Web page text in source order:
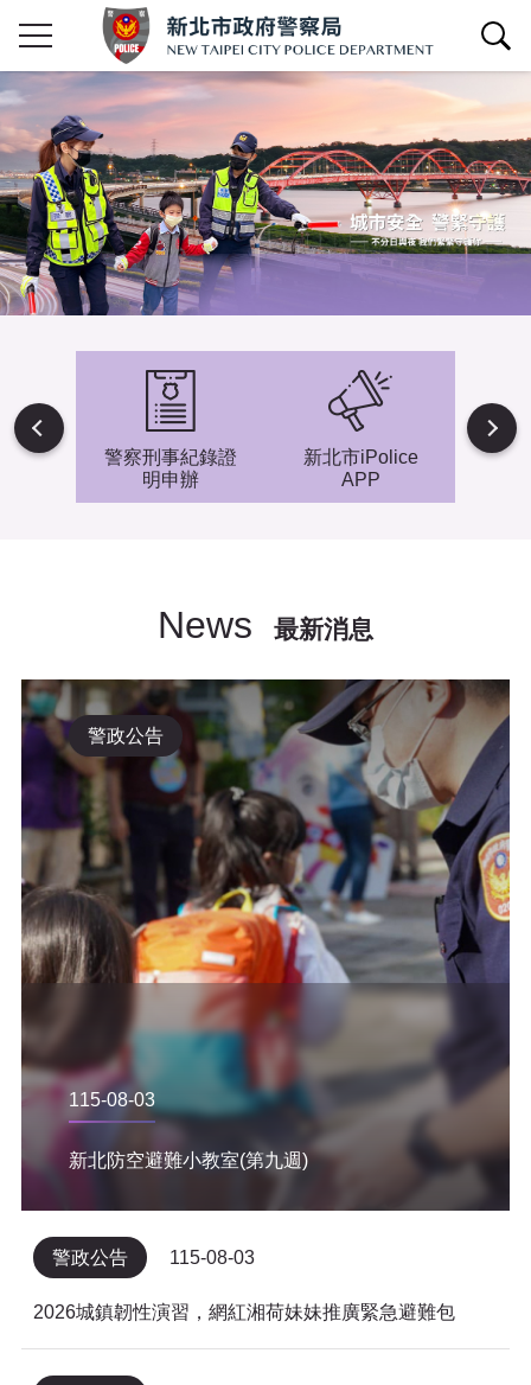
查詢區開關
難專
警察刑事紀錄證
明申辦
新北市iPolice
APP
小小
News 最新消息
警政公告
115-08-03
新北防空避難小教室(第九週)
警政公告 115-08-03
2026城鎮韌性演習，網紅湘荷妹妹推廣緊急避難包